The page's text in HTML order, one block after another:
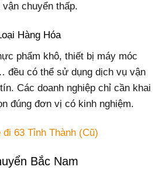
chuyển thấp.
Hàng Hóa
phẩm khô, thiết bị máy móc
đều có thể sử dụng dịch vụ vận
Các doanh nghiệp chỉ cần khai
đúng đơn vị có kinh nghiệm.
đi 63 Tỉnh Thành (Cũ)
Bắc Nam